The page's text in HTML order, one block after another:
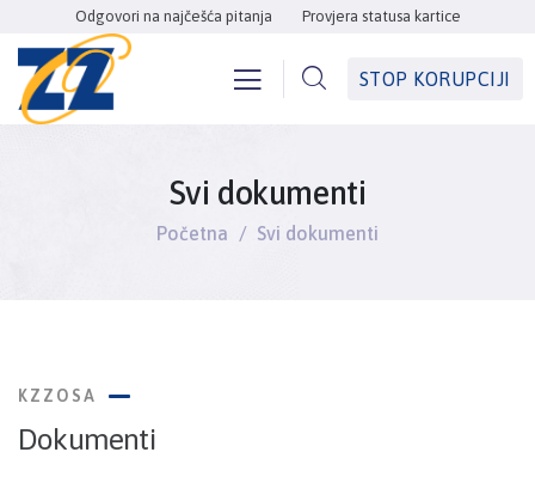
Odgovori na najčešća pitanja Provjera statusa kartice
STOP KORUPCIJI
Svi dokumenti
Početna Svi dokumenti
KZZOSA
Dokumenti